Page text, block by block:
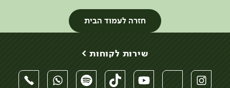
חזרה לעמוד הבית
שירות לקוחות >